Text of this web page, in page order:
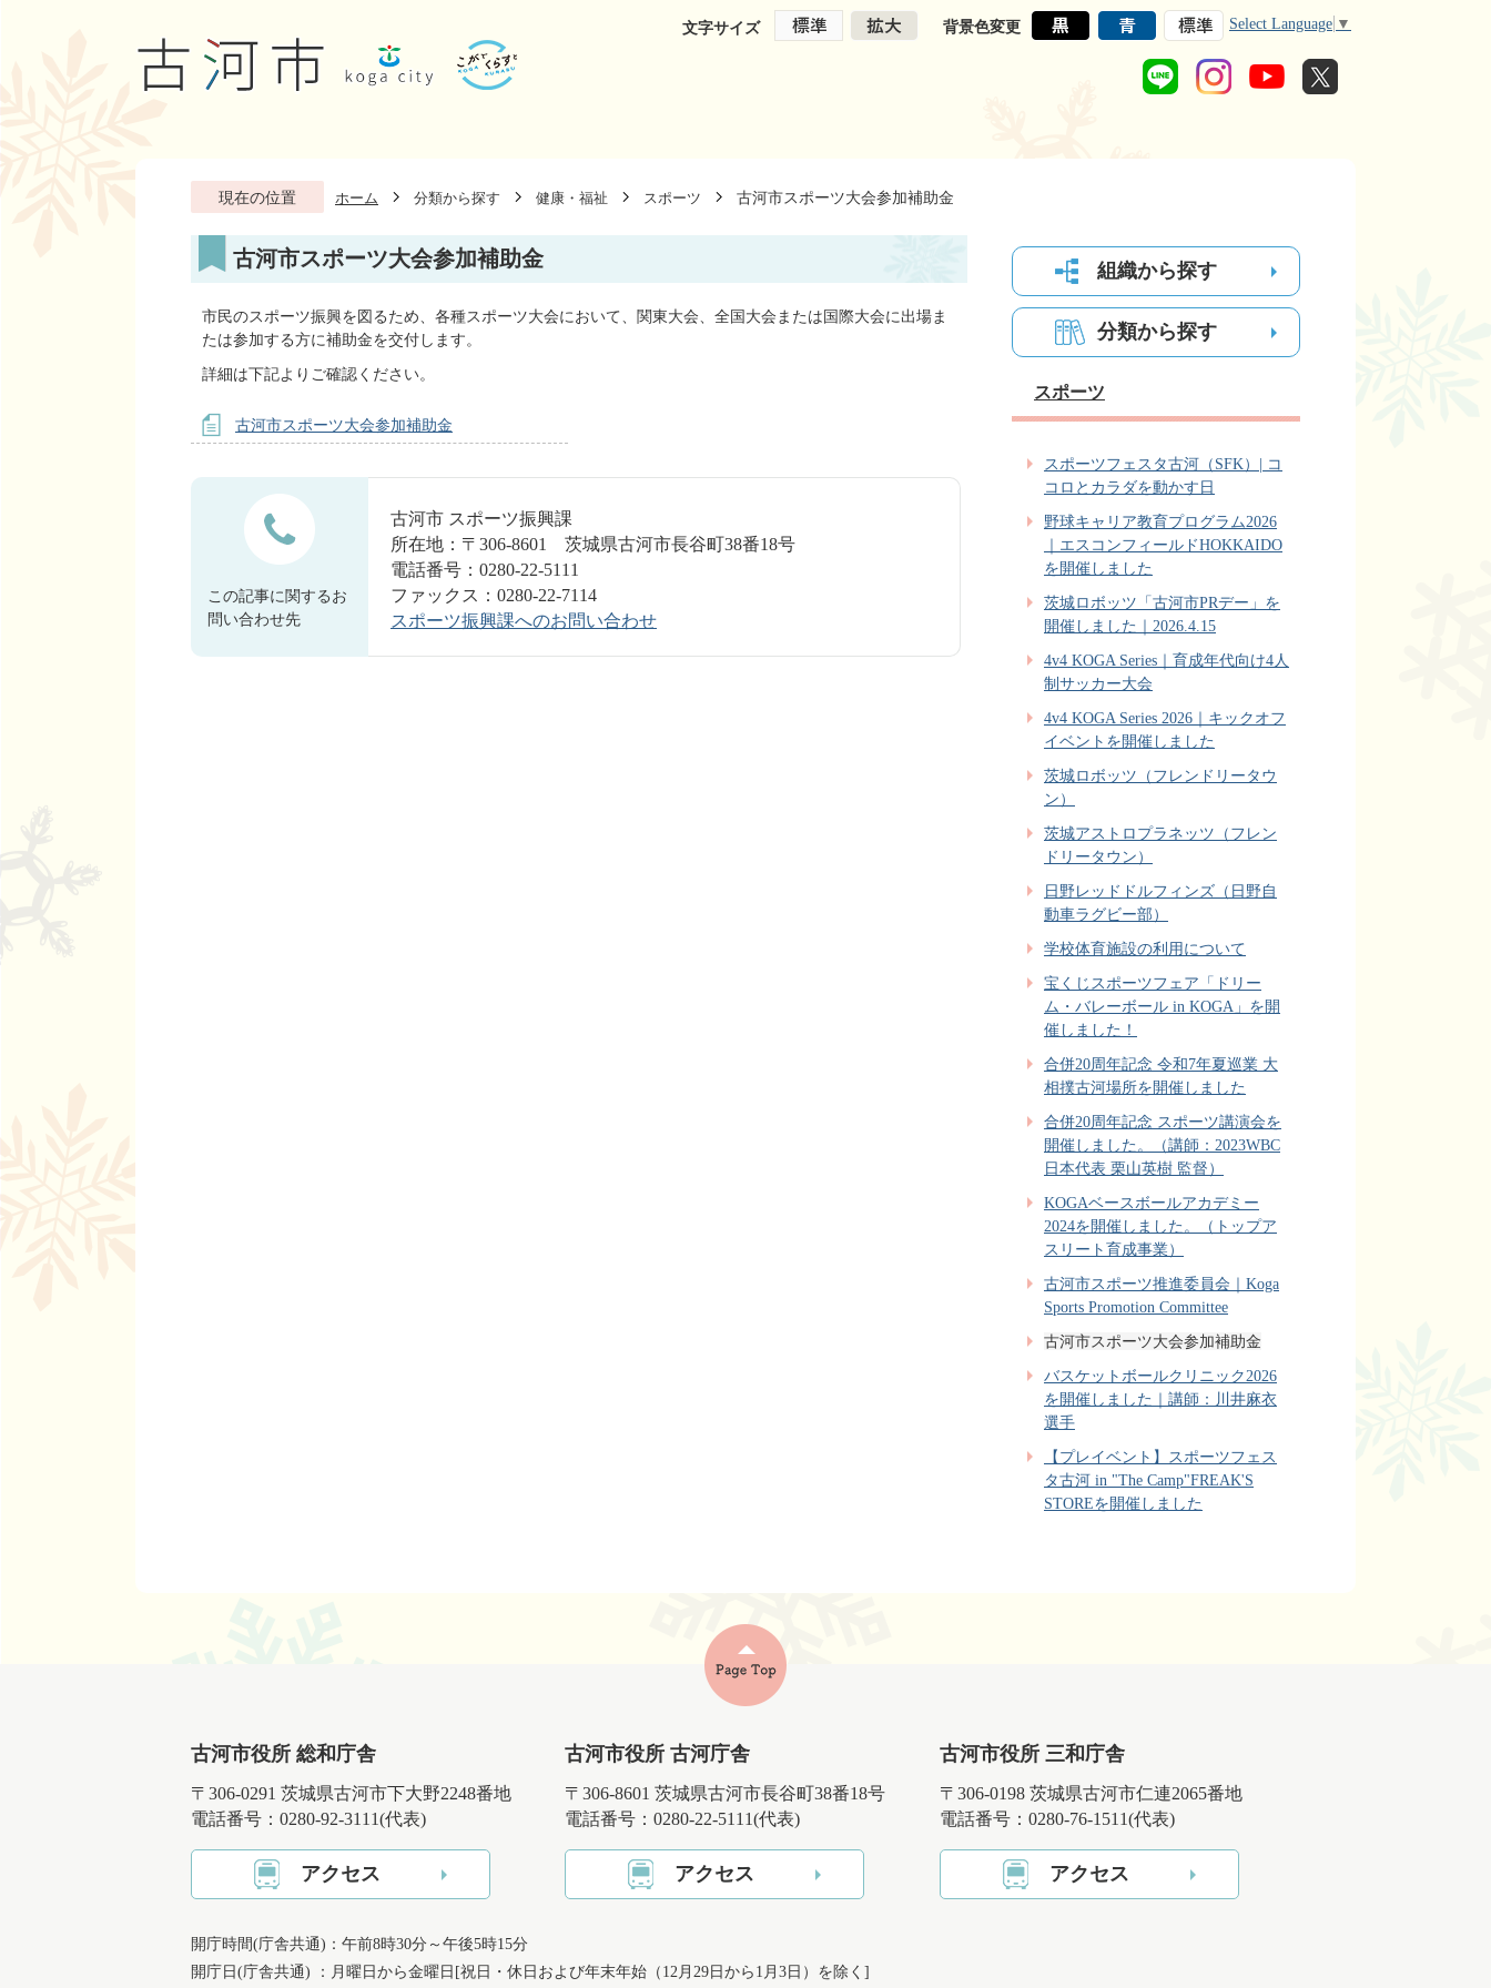
文字サイズ 背景色変更 Select Language ▼
現在の位置 ホーム 分類から探す 健康・福祉 スポーツ 古河市スポーツ大会参加補助金
古河市スポーツ大会参加補助金
市民のスポーツ振興を図るため、各種スポーツ大会において、関東大会、全国大会または国際大会に出場ま
たは参加する方に補助金を交付します。
詳細は下記よりご確認ください。
古河市スポーツ大会参加補助金
この記事に関するお
問い合わせ先
古河市 スポーツ振興課
所在地：〒306-8601 茨城県古河市長谷町38番18号
電話番号：0280-22-5111
ファックス：0280-22-7114
スポーツ振興課へのお問い合わせ
組織から探す
分類から探す
スポーツ
スポーツフェスタ古河（SFK）| コ
コロとカラダを動かす日
野球キャリア教育プログラム2026
｜エスコンフィールドHOKKAIDO
を開催しました
茨城ロボッツ「古河市PRデー」を
開催しました｜2026.4.15
4v4 KOGA Series｜育成年代向け4人
制サッカー大会
4v4 KOGA Series 2026｜キックオフ
イベントを開催しました
茨城ロボッツ（フレンドリータウ
ン）
茨城アストロプラネッツ（フレン
ドリータウン）
日野レッドドルフィンズ（日野自
動車ラグビー部）
学校体育施設の利用について
宝くじスポーツフェア「ドリー
ム・バレーボール in KOGA」を開
催しました！
合併20周年記念 令和7年夏巡業 大
相撲古河場所を開催しました
合併20周年記念 スポーツ講演会を
開催しました。（講師：2023WBC
日本代表 栗山英樹 監督）
KOGAベースボールアカデミー
2024を開催しました。（トップア
スリート育成事業）
古河市スポーツ推進委員会｜Koga
Sports Promotion Committee
古河市スポーツ大会参加補助金
バスケットボールクリニック2026
を開催しました｜講師：川井麻衣
選手
【プレイベント】スポーツフェス
タ古河 in "The Camp"FREAK'S
STOREを開催しました
古河市役所 総和庁舎
〒306-0291 茨城県古河市下大野2248番地
電話番号：0280-92-3111(代表)
アクセス
古河市役所 古河庁舎
〒306-8601 茨城県古河市長谷町38番18号
電話番号：0280-22-5111(代表)
アクセス
古河市役所 三和庁舎
〒306-0198 茨城県古河市仁連2065番地
電話番号：0280-76-1511(代表)
アクセス
開庁時間(庁舎共通)：午前8時30分～午後5時15分
開庁日(庁舎共通) ：月曜日から金曜日[祝日・休日および年末年始（12月29日から1月3日）を除く]